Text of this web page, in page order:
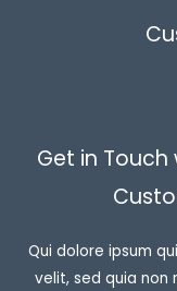
Get in Touch
Qui dolore ipsum
velit, sed quia non